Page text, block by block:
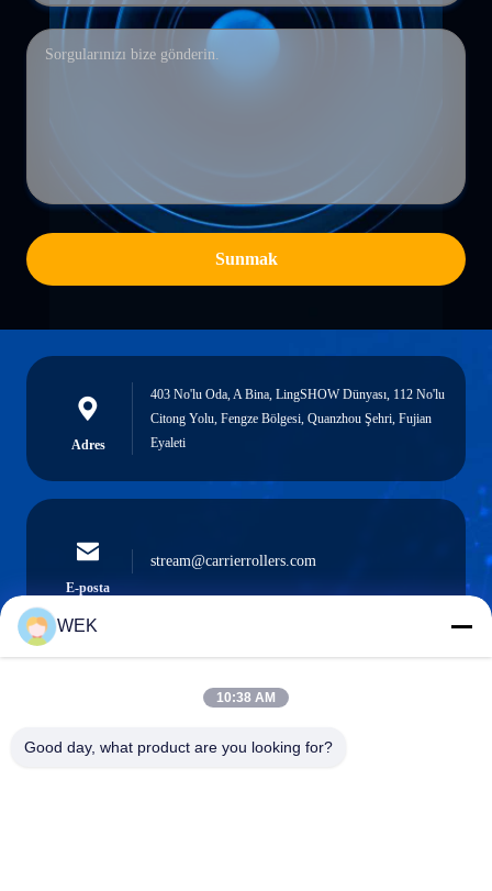
Sunmak
Adres
403 No'lu Oda, A Bina, LingSHOW Dünyası, 112 No'lu
Citong Yolu, Fengze Bölgesi, Quanzhou Şehri, Fujian
Eyaleti
E-posta
stream@carrierrollers.com
0086-13615928112
WEK
10:38 AM
Good day, what product are you looking for?